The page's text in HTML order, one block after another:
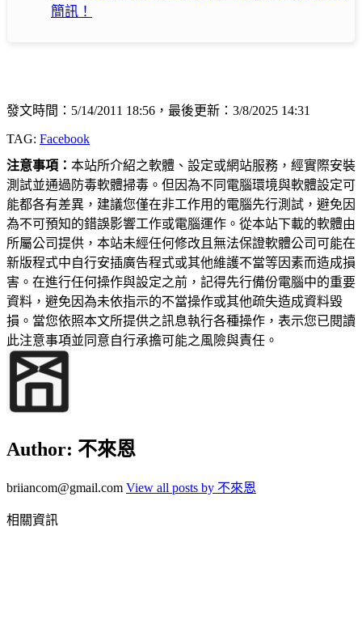
簡訊！
發文時間：5/14/2011 18:56，最後更新：3/8/2025 14:31
TAG: Facebook
注意事項： 本站所介紹之軟體、設定或網站服務，經實際安裝
測試並通過防毒軟體掃毒。但因為不同電腦環境與軟體設定可
能都各有差異，建議您僅在非工作用的電腦先行測試，避免因
為不可預知的錯誤影響工作或電腦運作。從本站下載的軟體由
所屬公司提供，本站未經任何修改且無法保證軟體公司可能在
新版程式中自行安插廣告程式或其他維護不當等因素而造成損
害。在進行任何操作與設定之前，記得先行備份電腦中的重要
資料，避免因為未依指示的不當操作或其他疏失造成資料毀
損。當您依照本文所提供之訊息執行各種操作，表示您已閱讀
此注意事項並同意自行承擔可能之風險與責任。
Author: 不來恩
briiancom@gmail.com View all posts by 不來恩
相關資訊